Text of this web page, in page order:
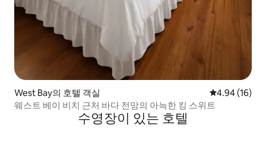
West Bay의 호텔 객실 평점 4.94점(5
4.94 (16)
웨스트 베이 비치 근처 바다 전망의 아늑한 킹 스위트
수영장이 있는 호텔